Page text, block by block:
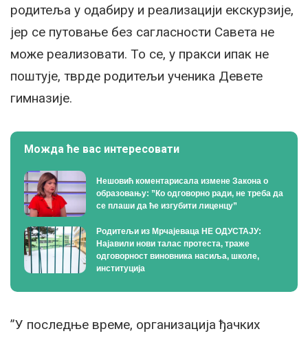
родитеља у одабиру и реализацији екскурзије,
јер се путовање без сагласности Савета не
може реализовати. То се, у пракси ипак не
поштује, тврде родитељи ученика Девете
гимназије.
Можда ће вас интересовати
Нешовић коментарисала измене Закона о
образовању: ”Ко одговорно ради, не треба да
се плаши да ће изгубити лиценцу”
Родитељи из Мрчајеваца НЕ ОДУСТАЈУ:
Најавили нови талас протеста, траже
одговорност виновника насиља, школе,
институција
”У последње време, организација ђачких